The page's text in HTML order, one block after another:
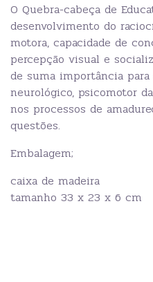
O Quebra-cabeça de
desenvolvimento do
motora, capacidade de
percepção visual e
de suma importância
neurológico, psicomotor
nos processos de
questões.
Embalagem;
caixa de madeira
tamanho 33 x 23 x 6 cm